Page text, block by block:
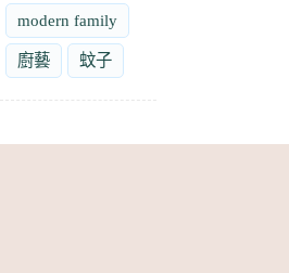
modern family
廚藝 蚊子